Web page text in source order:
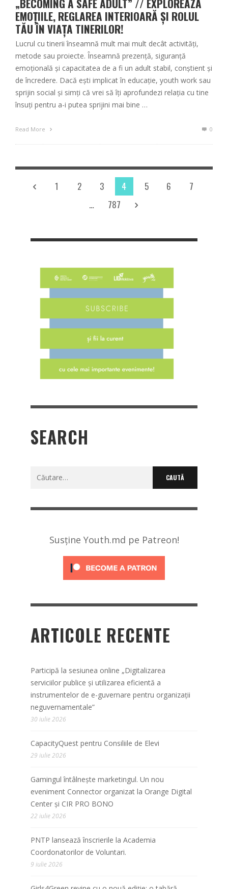
„BECOMING A SAFE ADULT” // EXPLOREAZĂ
EMOȚIILE, REGLAREA INTERIOARĂ ȘI ROLUL
TĂU ÎN VIAȚA TINERILOR!
Lucrul cu tinerii înseamnă mult mai mult decât activități,
metode sau proiecte. Înseamnă prezență, siguranță
emoțională și capacitatea de a fi un adult stabil, conștient și
de încredere. Dacă ești implicat în educație, youth work sau
sprijin social și simți că vrei să îți aprofundezi relația cu tine
însuți pentru a-i putea sprijini mai bine …
Read More 0
1 2 3 4 5 6
7
…
787
SEARCH
Caută
Susține Youth.md pe Patreon!
ARTICOLE RECENTE
Participă la sesiunea online „Digitalizarea
serviciilor publice și utilizarea eficientă a
instrumentelor de e-guvernare pentru organizații
neguvernamentale”
30 iulie 2026
CapacityQuest pentru Consiliile de Elevi
29 iulie 2026
Gamingul întâlnește marketingul. Un nou
eveniment Connector organizat la Orange Digital
Center și CIR PRO BONO
22 iulie 2026
PNTP lansează înscrierile la Academia
Coordonatorilor de Voluntari.
9 iulie 2026